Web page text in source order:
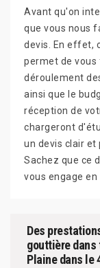
Avant qu'on
que vous nous
devis. En effet,
permet de vous
déroulement
ainsi que le
réception de
chargeront
un devis clair et
Sachez que ce
vous engage en
Des
gouttière dans
Plaine dans le